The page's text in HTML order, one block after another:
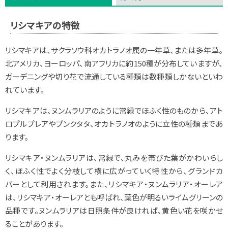
リシマキアの特徴
リシマキアは、サクラソウ科オカトラノオ属の一年草、または多年草。
北アメリカ、ヨーロッパ、南アフリカに約150種が分布していますが、
ガーデニングや切り花で流通している種類は数種類しかないといわ
れています。
リシマキアは、ヌンムラリアのように常緑でほふく性のものから、アト
ロプルプレアやプンクタタ、オカトラノオのように立性の種類まであ
ります。
リシマキア・ヌンムラリアは、常緑で、丸みを帯びた葉がかわいらし
く、ほふく性でよく分枝して横に広がっていく特性から、グランドカ
バーとして利用されます。また、リシマキア・ヌンムラリア・オーレア
は、リシマキア・オーレアとも呼ばれ、葉色が明るいライムグリーンの
品種です。ヌンムラリアは日照条件が良ければ、黄色い花を咲かせ
ることがあります。